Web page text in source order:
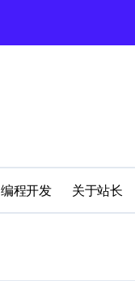
编程开发 关于站长